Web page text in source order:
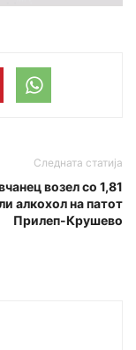
Следната статија
возел со 1,81
алкохол на патот
Прилеп-Крушево